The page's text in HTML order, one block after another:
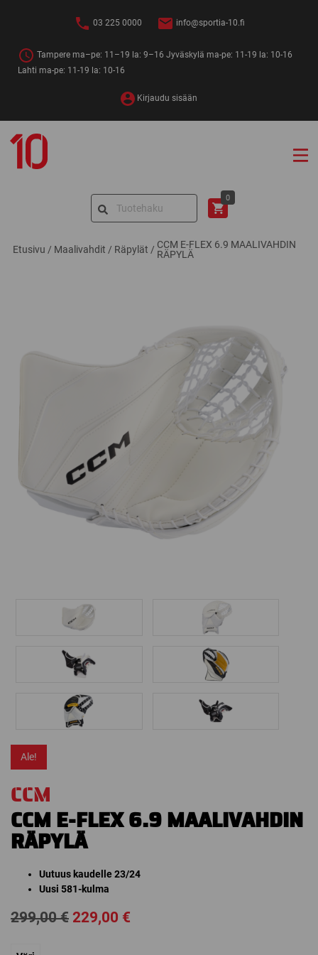
03 225 0000 info@sportia-10.fi
Tampere ma–pe: 11–19 la: 9–16 Jyväskylä ma-pe: 11-19 la: 10-16
Lahti ma-pe: 11-19 la: 10-16
Kirjaudu sisään
10
Search
0
Etusivu / Maalivahdit / Räpylät / CCM E-FLEX 6.9 MAALIVAHDIN
RÄPYLÄ
Ale!
CCM
CCM E-FLEX 6.9 MAALIVAHDIN
RÄPYLÄ
Uutuus kaudelle 23/24
Uusi 581-kulma
299,00€ Alkuperäinen
229,00 €